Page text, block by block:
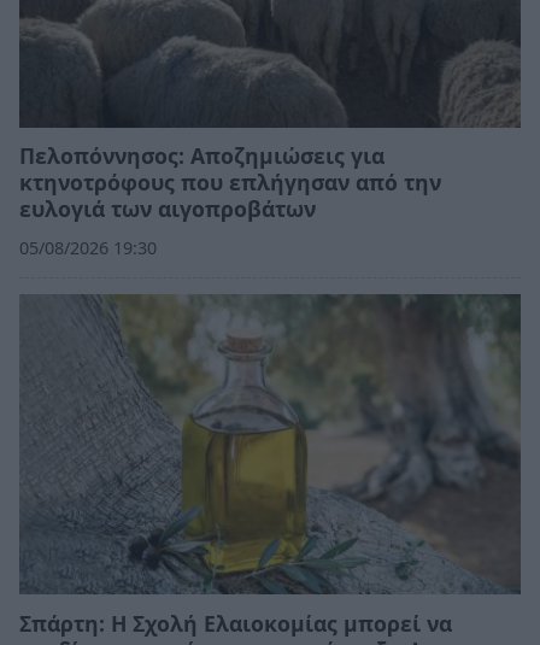
Πελοπόννησος: Αποζημιώσεις για
κτηνοτρόφους που επλήγησαν από την
ευλογιά των αιγοπροβάτων
05/08/2026 19:30
Σπάρτη: Η Σχολή Ελαιοκομίας μπορεί να